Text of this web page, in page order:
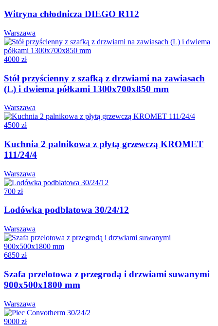
Witryna chłodnicza DIEGO R112
Warszawa
4000 zł
Stół przyścienny z szafką z drzwiami na zawiasach
(L) i dwiema półkami 1300x700x850 mm
Warszawa
4500 zł
Kuchnia 2 palnikowa z płytą grzewczą KROMET
111/24/4
Warszawa
700 zł
Lodówka podblatowa 30/24/12
Warszawa
6850 zł
Szafa przelotowa z przegrodą i drzwiami suwanymi
900x500x1800 mm
Warszawa
9000 zł